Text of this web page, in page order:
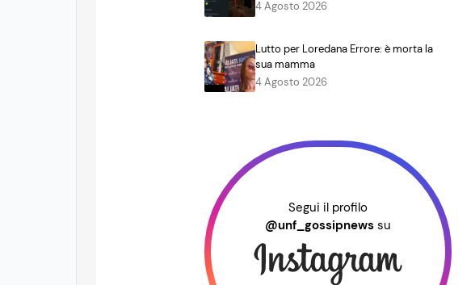
4 Agosto 2026
Lutto per Loredana Errore: è morta la
sua mamma
4 Agosto 2026
Segui il profilo
@unf_gossipnews su